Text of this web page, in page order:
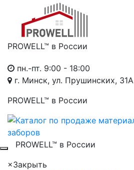
PROWELL™ в России
пн.-пт. 9:00 - 18:00
г. Минск, ул. Прушинских, 31А
PROWELL™ в России
PROWELL™ в России
×Закрыть